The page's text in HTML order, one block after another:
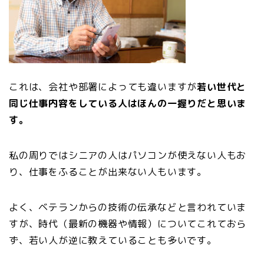
これは、会社や部署によっても違いますが若い世代と
同じ仕事内容をしている人はほんの一握りだと思いま
す。
私の周りではシニアの人はパソコンが使えない人もお
り、仕事をふることが出来ない人もいます。
よく、ベテランからの技術の伝承などと言われていま
すが、時代（最新の機器や情報）についてこれておら
ず、若い人が逆に教えていることも多いです。